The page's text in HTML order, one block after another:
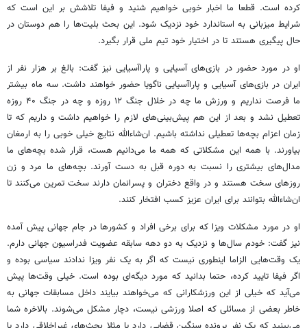
کرده است. قطعا ما اخبار خوبی خواهیم شنید و فیفا تلاشش بر این است که
شرایط میزبانی به استاندارد خود نزدیک شود. این بحث بلیت‌ها را هم دوستان در
حال پیگیری هستند تا در اختیار خود تیم ملی قرار بگیرد.
او در مورد حضور در بازی‌های آسیایی و پاراآسیایی نیز گفت: بالغ بر هزار نفر از
ایران در بازی‌های آسیایی و پاراآسیایی ناگویا حضور خواهند داشت. سه ماه بیشتر
ما فرصت نداریم و ورزش ما چه در خلال جنگ ۱۲ روزه و چه در جنگ ۴۰ روزه
تعطیل نشد و بعد از این هم پیش‌بینی‌های لازم را خواهیم داشت و داریم که تا
زمان اعزام بچه‌ها تعطیلی نداشته باشیم. ان‌شاءالله نتایج خیلی خوبی را به ارمغان
بیاورند. با همه این مشکلاتی که همه ما می‌دانیم هست، قرار شده بچه‌های ما
مدال‌های بیشتری را نسبت به دوره قبل به دست آورند. بچه‌های ما مرد و زن
روزهای سخت هستند و در واقع دختران و پسرانمان دارند سخت تمرین می‌کنند تا
ان‌شاءالله بتوانند برای ایران عزیز کسب افتخار کنند.
او در مورد مشکلات ویزا که برای برخی افراد و کشورها در جام جهانی پیش آمده
نیز گفت: خودم سال‌ها و نزدیک به دو دهه سابقه عضویت فدراسیون جهانی دارم.
یک وقت‌هایی الزاما اینطوری نیست که اگر به یک نفر ویزا ندادند سیاسی بوده و
اگر فیفا تایید کرده، حتما بدانید که مورد دیگه‌ای بوده است. خیلی وقت‌ها پیش
می‌آید که خیلی از این ورزشکارانی که می‌خواهند بیایند داخل مسابقات جهانی به
خاطر بعضی از مسائلی که اصلا ورزشی نیست، دچار مشکل می‌شوند. بالاخره شما